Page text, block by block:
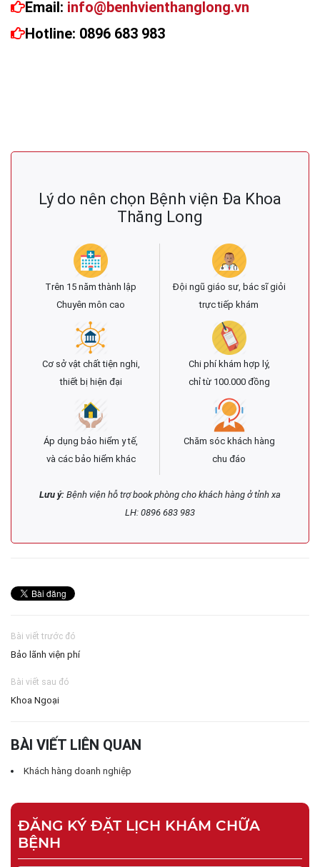
Email: info@benhvienthanglong.vn
Hotline: 0896 683 983
Lý do nên chọn Bệnh viện Đa Khoa
Thăng Long
Trên 15 năm thành lập
Chuyên môn cao
Đội ngũ giáo sư, bác sĩ giỏi
trực tiếp khám
Cơ sở vật chất tiện nghi,
thiết bị hiện đại
Chi phí khám hợp lý,
chỉ từ 100.000 đồng
Áp dụng bảo hiểm y tế,
và các bảo hiểm khác
Chăm sóc khách hàng
chu đáo
Lưu ý: Bệnh viện hỗ trợ book phòng cho khách hàng ở tỉnh xa
LH: 0896 683 983
Bài viết trước đó
Bảo lãnh viện phí
Bài viết sau đó
Khoa Ngoại
BÀI VIẾT LIÊN QUAN
Khách hàng doanh nghiệp
ĐĂNG KÝ ĐẶT LỊCH KHÁM CHỮA
BỆNH